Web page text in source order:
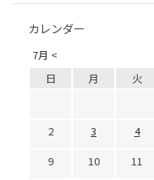
カレンダー
7月 <
日 月 火
2
3 4
9
10 11